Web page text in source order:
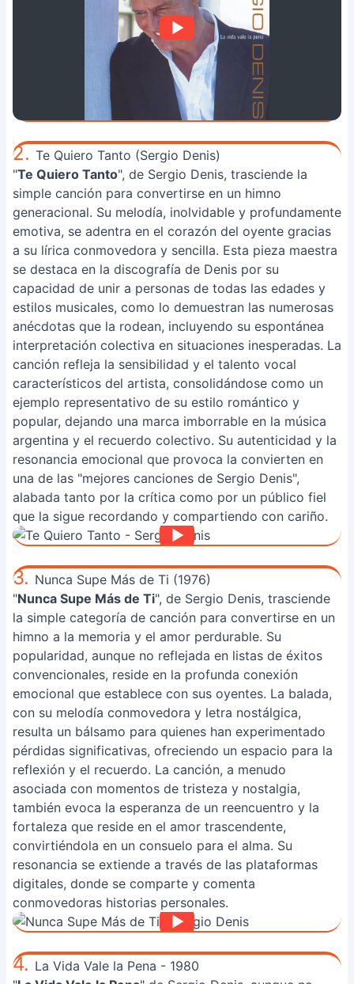
2. Te Quiero Tanto (Sergio Denis)
"Te Quiero Tanto", de Sergio Denis, trasciende la
simple canción para convertirse en un himno
generacional. Su melodía, inolvidable y profundamente
emotiva, se adentra en el corazón del oyente gracias
a su lírica conmovedora y sencilla. Esta pieza maestra
se destaca en la discografía de Denis por su
capacidad de unir a personas de todas las edades y
estilos musicales, como lo demuestran las numerosas
anécdotas que la rodean, incluyendo su espontánea
interpretación colectiva en situaciones inesperadas. La
canción refleja la sensibilidad y el talento vocal
característicos del artista, consolidándose como un
ejemplo representativo de su estilo romántico y
popular, dejando una marca imborrable en la música
argentina y el recuerdo colectivo. Su autenticidad y la
resonancia emocional que provoca la convierten en
una de las "mejores canciones de Sergio Denis",
alabada tanto por la crítica como por un público fiel
que la sigue recordando y compartiendo con cariño.
3. Nunca Supe Más de Ti (1976)
"Nunca Supe Más de Ti", de Sergio Denis, trasciende
la simple categoría de canción para convertirse en un
himno a la memoria y el amor perdurable. Su
popularidad, aunque no reflejada en listas de éxitos
convencionales, reside en la profunda conexión
emocional que establece con sus oyentes. La balada,
con su melodía conmovedora y letra nostálgica,
resulta un bálsamo para quienes han experimentado
pérdidas significativas, ofreciendo un espacio para la
reflexión y el recuerdo. La canción, a menudo
asociada con momentos de tristeza y nostalgia,
también evoca la esperanza de un reencuentro y la
fortaleza que reside en el amor trascendente,
convirtiéndola en un consuelo para el alma. Su
resonancia se extiende a través de las plataformas
digitales, donde se comparte y comenta
conmovedoras historias personales.
4. La Vida Vale la Pena - 1980